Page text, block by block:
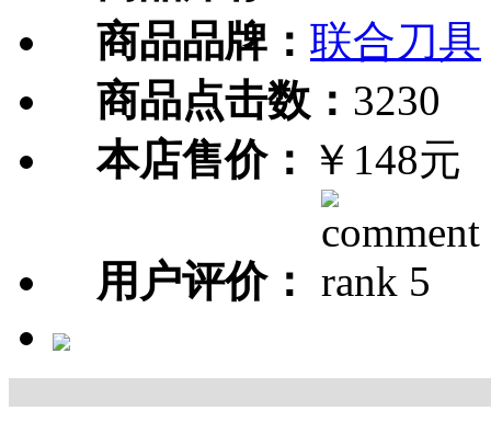
商品品牌： 联合刀具
商品点击数： 3230
本店售价： ￥148元
用户评价：